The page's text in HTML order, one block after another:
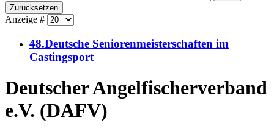
Zurücksetzen
Anzeige #
48.Deutsche Seniorenmeisterschaften im
Castingsport
Deutscher Angelfischerverband
e.V. (DAFV)